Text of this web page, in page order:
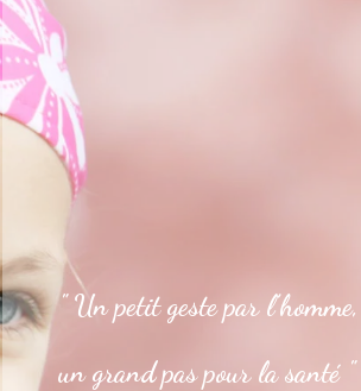
" Un petit geste par l’homme,
un grand pas pour la santé "